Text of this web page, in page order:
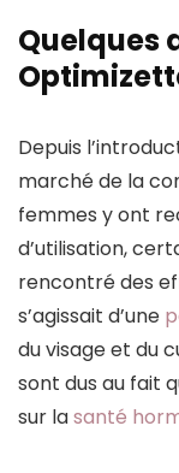
Quelques
Depuis
marché de la
femmes y ont
d’utilisation,
rencontré des
s’agissait d’une
du visage et du
sont dus au fait
sur lasanté